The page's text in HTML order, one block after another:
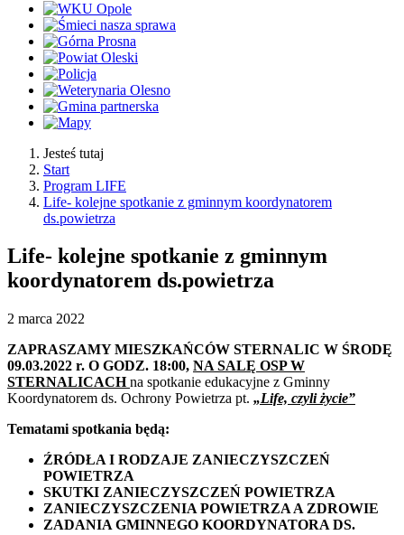
Jesteś tutaj
Start
Program LIFE
Life- kolejne spotkanie z gminnym koordynatorem
ds.powietrza
Life- kolejne spotkanie z gminnym
koordynatorem ds.powietrza
2 marca 2022
ZAPRASZAMY MIESZKAŃCÓW STERNALIC W ŚRODĘ
09.03.2022 r. O GODZ. 18:00, NA SALĘ OSP W
STERNALICACHna spotkanie edukacyjne z Gminny
Koordynatorem ds. Ochrony Powietrza pt. „Life, czyli życie”
Tematami spotkania będą:
ŹRÓDŁA I RODZAJE ZANIECZYSZCZEŃ
POWIETRZA
SKUTKI ZANIECZYSZCZEŃ POWIETRZA
ZANIECZYSZCZENIA POWIETRZA A ZDROWIE
ZADANIA GMINNEGO KOORDYNATORA DS.